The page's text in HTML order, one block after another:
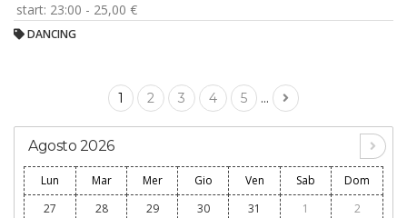
start: 23:00 - 25,00 €
DANCING
1 2 3 4 5 ...
Agosto 2026
Lun Mar Mer Gio Ven Sab
Dom
27
28 29 30 31 1
2